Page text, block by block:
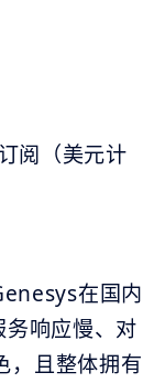
阅（美元计
在国内
务响应慢、对
，且整体拥有